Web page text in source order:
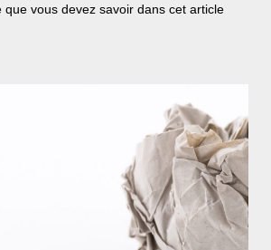
que vous devez savoir dans cet article